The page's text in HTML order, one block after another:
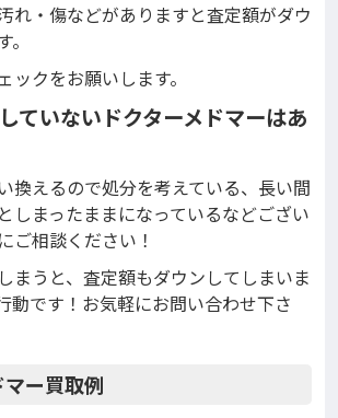
れ・傷などがありますと査定額がダウ
ックをお願いします。
ていないドクターメドマーはあ
換えるので処分を考えている、長い間
しまったままになっているなどござい
ご相談ください！
まうと、査定額もダウンしてしまいま
動です！お気軽にお問い合わせ下さ
マー買取例